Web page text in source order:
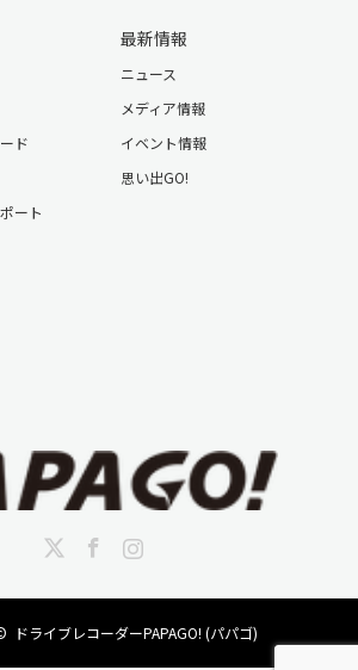
ド
ート
最新情報
ニュース
メディア情報
イベント情報
思い出GO!
ドライブレコーダーPAPAGO! (パパゴ)